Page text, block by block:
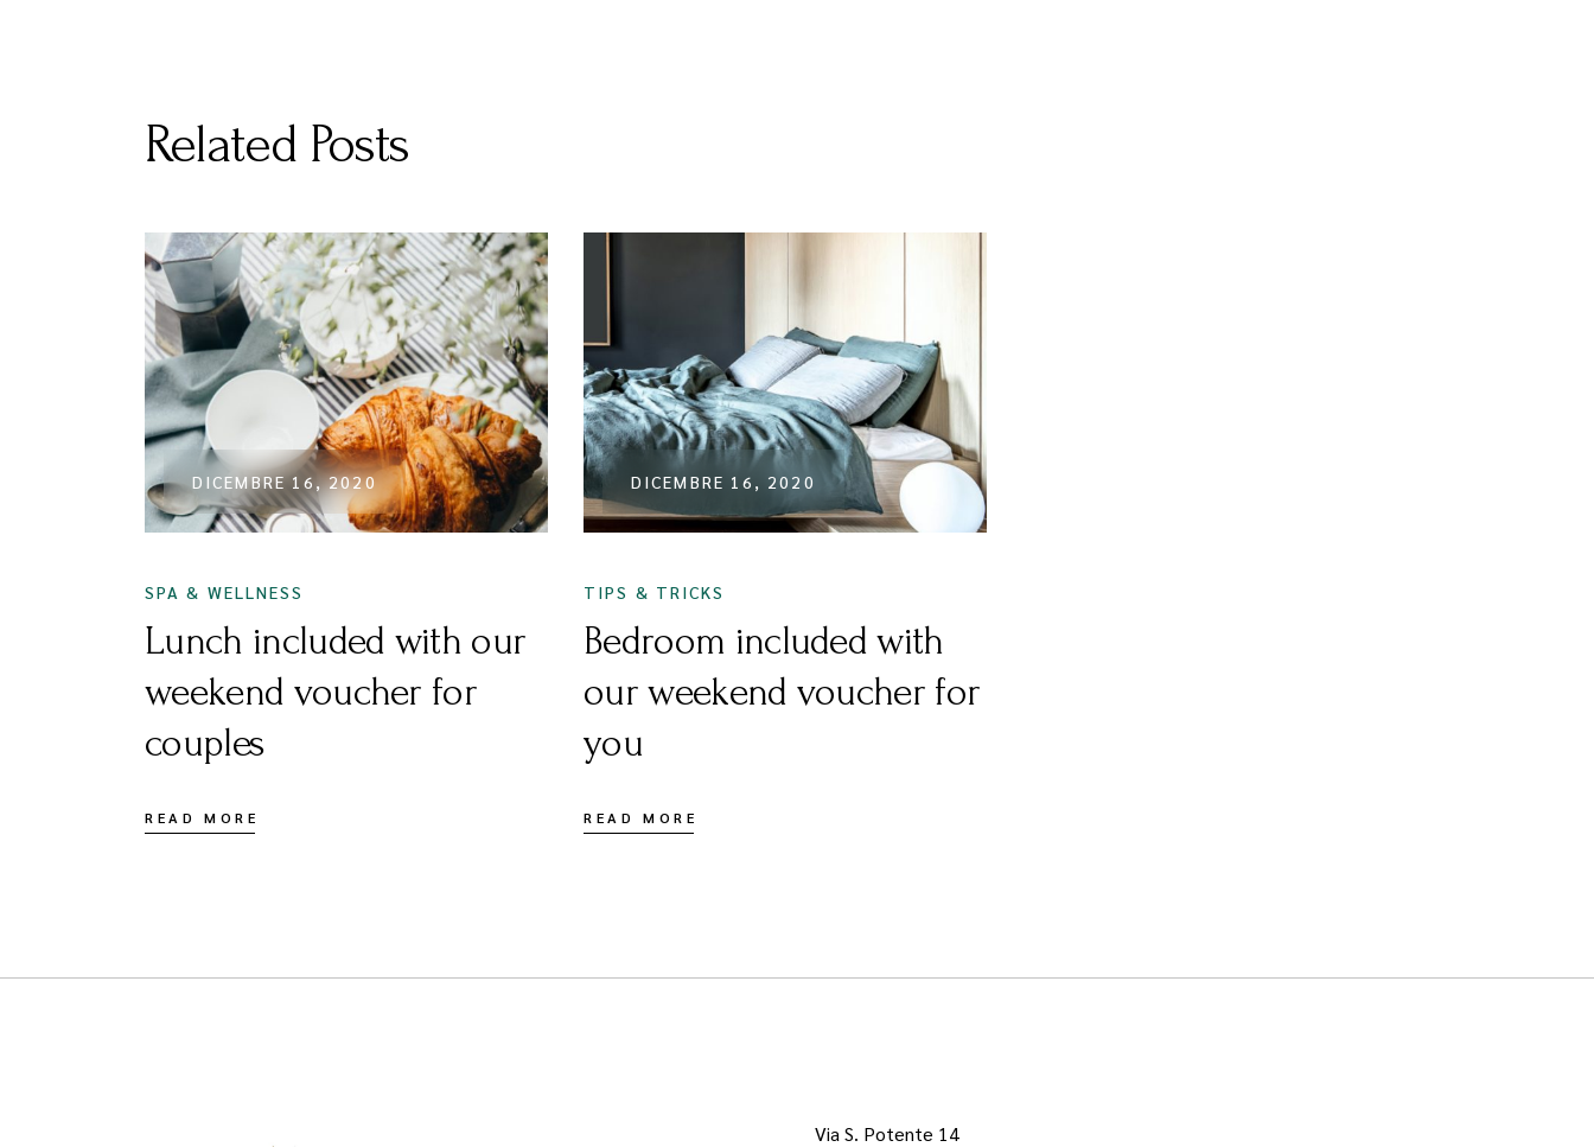
Related Posts
DICEMBRE 16, 2020
SPA & WELLNESS
Lunch included with our
weekend voucher for
couples
READ MORE
DICEMBRE 16, 2020
TIPS & TRICKS
Bedroom included with
our weekend voucher for
you
READ MORE
Via S. Potente 14